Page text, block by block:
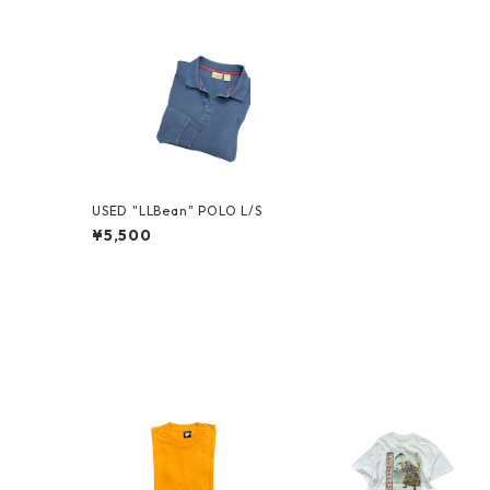
USED "LLBean" POLO L/S
¥5,500